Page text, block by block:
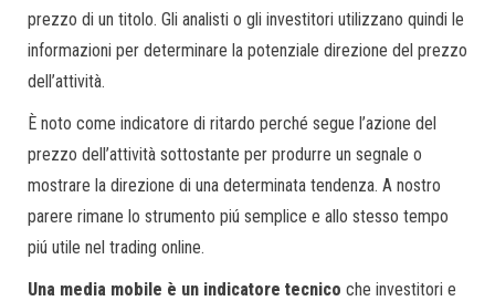
prezzo di un titolo. Gli analisti o gli investitori utilizzano quindi le
informazioni per determinare la potenziale direzione del prezzo
dell’attività.
È noto come indicatore di ritardo perché segue l’azione del
prezzo dell’attività sottostante per produrre un segnale o
mostrare la direzione di una determinata tendenza. A nostro
parere rimane lo strumento piú semplice e allo stesso tempo
piú utile nel trading online.
Una media mobile è un indicatore tecnico che investitori e